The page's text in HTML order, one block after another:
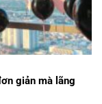
giản mà lãng